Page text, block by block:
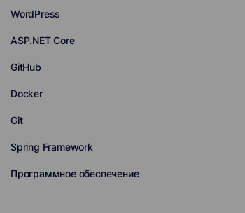
WordPress
ASP.NET Core
GitHub
Docker
Git
Spring Framework
Программное обеспечение